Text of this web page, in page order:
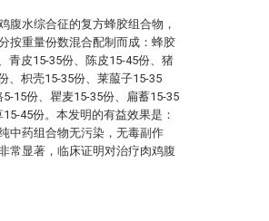
腹水综合征的复方蜂胶组合物，
按重量份数混合配制而成：蜂胶
青皮15-35份、陈皮15-45份、猪
、枳壳15-35份、莱菔子15-35
15份、瞿麦15-35份、扁蓄15-35
45份。本发明的有益效果是：
中药组合物无污染，无毒副作
常显著，临床证明对治疗肉鸡腹